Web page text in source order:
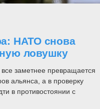
НАТО снова
ловушку
заметнее превращается
альянса, а в проверку
в противостоянии с